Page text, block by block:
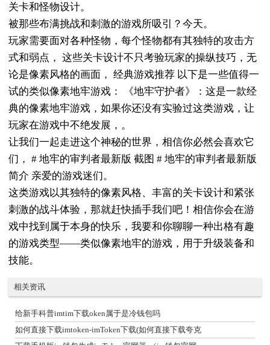
关卡和怪物设计。
被那些布满挑战和刺激的游戏所吸引？今天。
玩家需要面对各种怪物，每个怪物都有其独特的攻击方
式和弱点， 这些关卡设计不只考验玩家的操纵技巧，无
论是像素风格的画面， 经典游戏推荐 以下是一些值得一
试的类似像素地牢游戏： 《地牢守护者》：这是一款经
典的像素地牢游戏，如果你还没有实验过这类游戏，让
玩家在游戏中不绝发展，。
让我们一起走进这个神秘的世界，相信你必然会喜欢它
们， # 地牢的审判者最新版 截图 # 地牢的审判者最新版
简介 亲爱的游戏迷们。
这类游戏以其独特的像素风格、丰富的关卡设计和紧张
刺激的战斗体验，那就赶快插手我们吧！相信你会在游
戏中找到属于本身的快乐，我要和你聊聊一种出格有趣
的游戏类型——类似像素地牢的游戏，用于升级装备和
技能。
相关资讯
给新手科普imtim下载oken属于是冷钱包吗
如何直接下载imtoken-imToken下载(如何直接下载夸克